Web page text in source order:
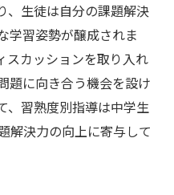
、生徒は自分の課題解決
学習姿勢が醸成されま
スカッションを取り入れ
題に向き合う機会を設け
、習熟度別指導は中学生
解決力の向上に寄与して